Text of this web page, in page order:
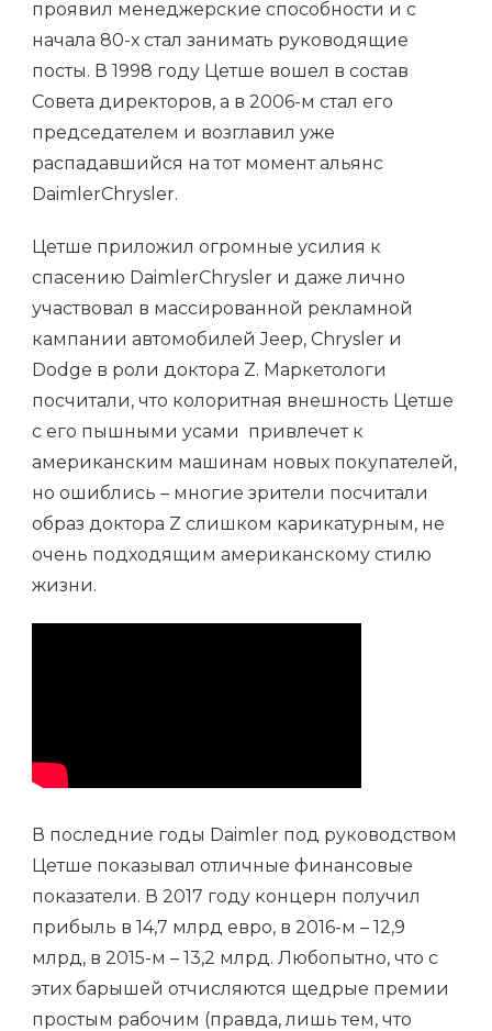
проявил менеджерские способности и с
начала 80-х стал занимать руководящие
посты. В 1998 году Цетше вошел в состав
Совета директоров, а в 2006-м стал его
председателем и возглавил уже
распадавшийся на тот момент альянс
DaimlerChrysler.
Цетше приложил огромные усилия к
спасению DaimlerChrysler и даже лично
участвовал в массированной рекламной
кампании автомобилей Jeep, Chrysler и
Dodge в роли доктора Z. Маркетологи
посчитали, что колоритная внешность Цетше
с его пышными усами привлечет к
американским машинам новых покупателей,
но ошиблись – многие зрители посчитали
образ доктора Z слишком карикатурным, не
очень подходящим американскому стилю
жизни.
В последние годы Daimler под руководством
Цетше показывал отличные финансовые
показатели. В 2017 году концерн получил
прибыль в 14,7 млрд евро, в 2016-м – 12,9
млрд, в 2015-м – 13,2 млрд. Любопытно, что с
этих барышей отчисляются щедрые премии
простым рабочим (правда, лишь тем, что